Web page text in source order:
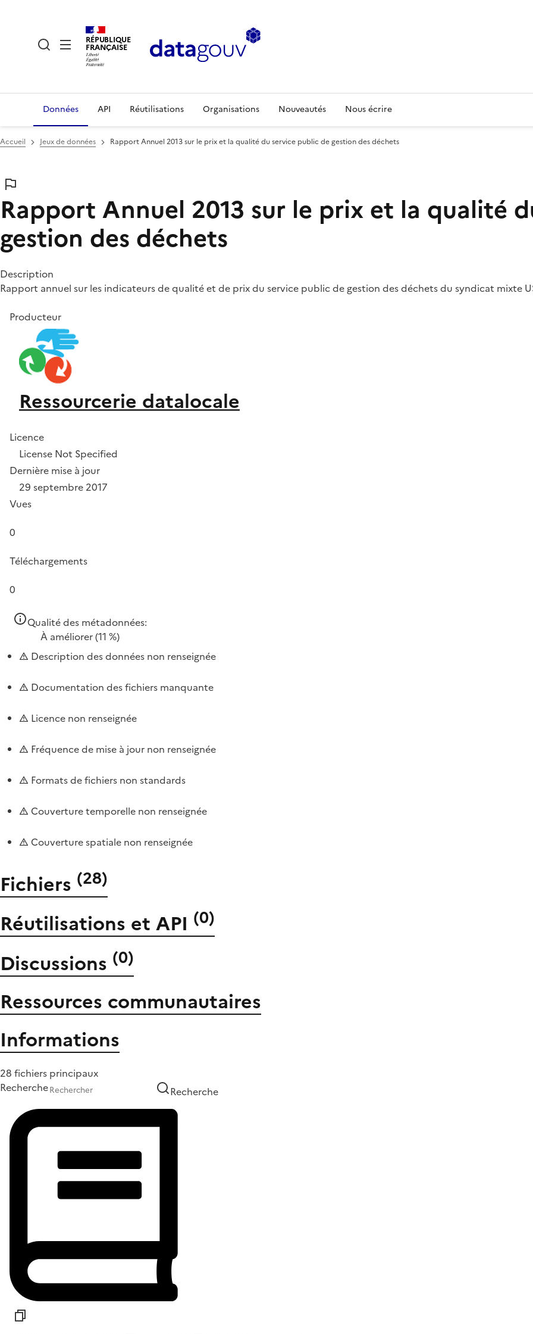
RÉPUBLIQUE
FRANÇAISE
Données API Réutilisations Organisations Nouveautés Nous écrire
Accueil Jeux de données Rapport Annuel 2013 sur le prix et la qualité du service public de gestion des déchets
Rapport Annuel 2013 sur le prix et la qualité
gestion des déchets
Description
Rapport annuel sur les indicateurs de qualité et de prix du service public de gestion des déchets du syndicat mixte
Producteur
Ressourcerie datalocale
Licence
License Not Specified
Dernière mise à jour
29 septembre 2017
Vues
0
Téléchargements
0
Qualité des métadonnées:
À améliorer(11 %)
Description des données non renseignée
Documentation des fichiers manquante
Licence non renseignée
Fréquence de mise à jour non renseignée
Formats de fichiers non standards
Couverture temporelle non renseignée
Couverture spatiale non renseignée
Fichiers (28)
Réutilisations et API (0)
Discussions (0)
Ressources communautaires
Informations
28 fichiers principaux
Recherche
Recherche